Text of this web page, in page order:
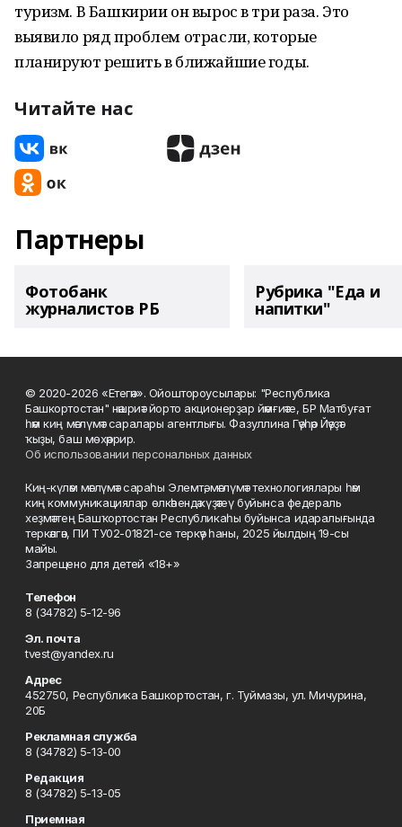
туризм. В Башкирии он вырос в три раза. Это
выявило ряд проблем отрасли, которые
планируют решить в ближайшие годы.
Читайте нас
Партнеры
Фотобанк
журналистов РБ
Рубрика "Еда и
напитки"
© 2020-2026 «Етегән». Ойоштороусылары: "Республика
Башкортостан" нәшриәт йорто акционерҙар йәмғиәте, БР Матбуғат
һәм киң мәғлүмәт саралары агентлығы. Фазуллина Гәүһәр Йәүҙәт
ҡыҙы, баш мөхәррир.
Об использовании персональных данных
Киң-күләм мәғлүмәт сараһы Элемтә, мәғлүмәт технологиялары һәм
киң коммуникациялар өлкәһендә күҙәтеү буйынса федераль
хеҙмәттең Башҡортостан Республикаһы буйынса идаралығында
теркәлгән, ПИ ТУ02-01821-се теркәү һаны, 2025 йылдың 19-сы
майы.
Запрещено для детей «18+»
Телефон
8 (34782) 5-12-96
Эл. почта
tvest@yandex.ru
Адрес
452750, Республика Башкортостан, г. Туймазы, ул. Мичурина,
20Б
Рекламная служба
8 (34782) 5-13-00
Редакция
8 (34782) 5-13-05
Приемная